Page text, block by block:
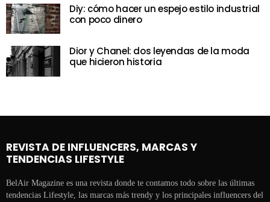
Diy: cómo hacer un espejo estilo industrial
con poco dinero
Dior y Chanel: dos leyendas de la moda
que hicieron historia
REVISTA DE INFLUENCERS, MARCAS Y
TENDENCIAS LIFESTYLE
BelAir Magazine es una revista donde te contamos todo sobre las últimas
tendencias Lifestyle, las marcas más trendy y los principales influencers del